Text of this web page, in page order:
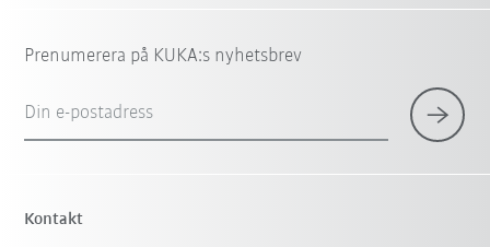
Prenumerera på KUKA:s nyhetsbrev
Din e-postadress
Kontakt